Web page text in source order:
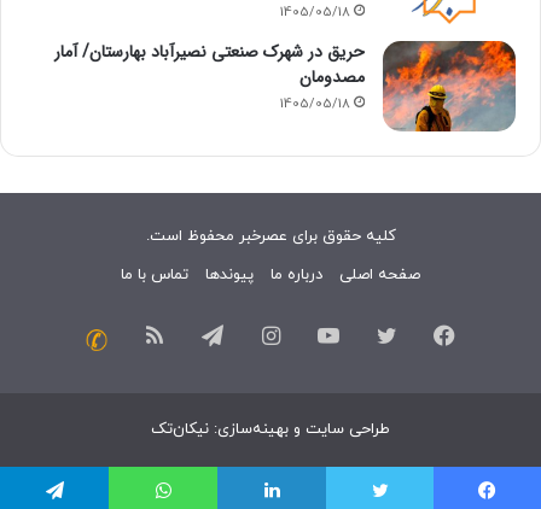
1405/05/18
حریق در شهرک صنعتی نصیرآباد بهارستان/ آمار
مصدومان
1405/05/18
کلیه حقوق برای عصرخبر محفوظ است.
صفحه اصلی
درباره ما پیوندها تماس با ما
فیسبوک توییتر یوتیوب اینستاگرامتلگرام خوراک
طراحی سایت و بهینه‌سازی: نیکان‌تک